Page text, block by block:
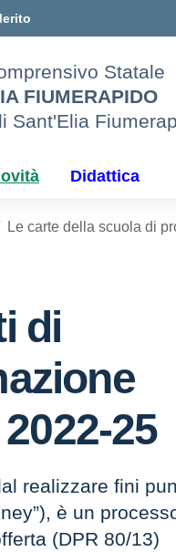
Statale
FIUMERAPIDO
Sant'Elia
Didattica
Le carte della scuola di
di
25
realizzare fini
è un
(DPR 80/13)